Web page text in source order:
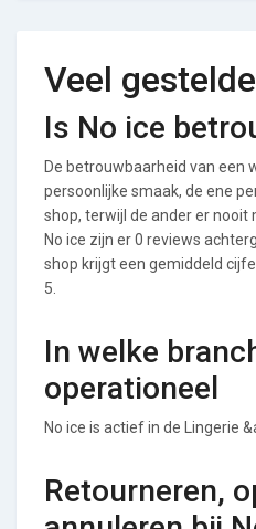
Veel
Is No ice
De betrouwbaarheid van een
persoonlijke smaak, de ene
shop, terwijl de ander er nooit
No ice zijn er 0 reviews
shop krijgt een gemiddeld
5.
In welke
operationeel
No ice is actief in de Lingerie
Retourneren,